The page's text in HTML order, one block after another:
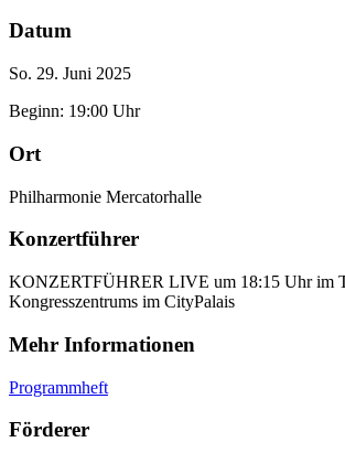
Datum
So. 29. Juni 2025
Beginn: 19:00 Uhr
Ort
Philharmonie Mercatorhalle
Konzertführer
KONZERTFÜHRER LIVE um 18:15 Uhr im
Kongresszentrums im CityPalais
Mehr Informationen
Programmheft
Förderer